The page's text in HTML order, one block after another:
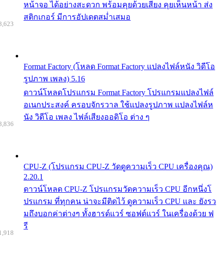
หน้าจอ ได้อย่างสะดวก พร้อมคุยด้วยเสียง คุยเห็นหน้า ส่ง
สติกเกอร์ มีการอัปเดตสม่ำเสมอ
Format Factory (โหลด Format Factory แปลงไฟล์หนัง วิดีโอ
รูปภาพ เพลง) 5.16
ดาวน์โหลดโปรแกรม Format Factory โปรแกรมแปลงไฟล์
อเนกประสงค์ ครอบจักรวาล ใช้แปลงรูปภาพ แปลงไฟล์ห
นัง วิดีโอ เพลง ไฟล์เสียงออดิโอ ต่าง ๆ
CPU-Z (โปรแกรม CPU-Z วัดดูความเร็ว CPU เครื่องคุณ)
2.20.1
ดาวน์โหลด CPU-Z โปรแกรมวัดความเร็ว CPU อีกหนึ่งโ
ปรแกรม ที่ทุกคน น่าจะมีติดไว้ ดูความเร็ว CPU และ ยังรว
มถึงบอกค่าต่างๆ ทั้งฮารด์แวร์ ซอฟต์แวร์ ในเครื่องด้วย ฟ
รี